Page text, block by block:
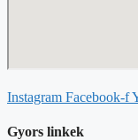
Instagram Facebook-f
Gyors linkek